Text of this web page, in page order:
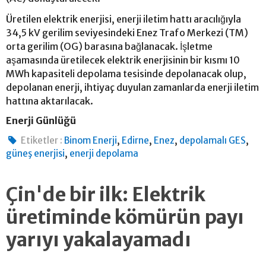
Üretilen elektrik enerjisi, enerji iletim hattı aracılığıyla
34,5 kV gerilim seviyesindeki Enez Trafo Merkezi (TM)
orta gerilim (OG) barasına bağlanacak. İşletme
aşamasında üretilecek elektrik enerjisinin bir kısmı 10
MWh kapasiteli depolama tesisinde depolanacak olup,
depolanan enerji, ihtiyaç duyulan zamanlarda enerji iletim
hattına aktarılacak.
Enerji Günlüğü
Etiketler : Binom Enerji, Edirne, Enez, depolamalı GES,
güneş enerjisi, enerji depolama
Çin'de bir ilk: Elektrik
üretiminde kömürün payı
yarıyı yakalayamadı